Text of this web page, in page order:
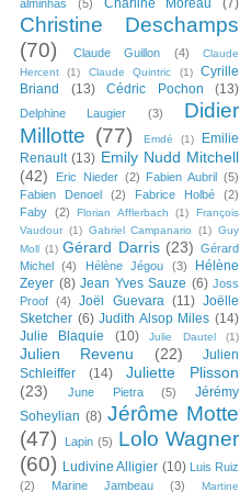
alminhas (5)
Christine Deschamps
(70)
Claude Guillon (4)
Claude
Hercent
(1) Claude Quintric (1)
Cyrille
Briand
(13) Cédric Pochon (13)
Delphine Laugier (3)
Didier
Millotte (77) Emdé (1)
Emilie
Renault (13) Emily Nudd Mitchell
(42)
Eric Nieder (2) Fabien Aubril (5)
Fabien Denoel
(2) Fabrice Holbé
(2)
Faby (2) Florian Afflerbach (1)
François
Vaudour (1) Gabriel Campanario (1) Guy
Moll (1) Gérard Darris (23) Gérard
Michel
(4) Hélène Jégou (3)
Hélène
Zeyer (8) Jean Yves Sauze (6) Joss
Proof
(4) Joël Guevara (11) Joëlle
Sketcher (6) Judith Alsop Miles (14)
Julie Blaquie
(10) Julie Dautel (1)
Julien Revenu (22)
Julien
Schleiffer
(14)
Juliette Plisson
(23)
June Pietra (5)
Jérémy
Soheylian (8) Jérôme Motte
(47)
Lapin (5) Lolo Wagner
(60) Ludivine Alligier (10) Luis Ruiz
(2)
Marine Jambeau (3) Martine